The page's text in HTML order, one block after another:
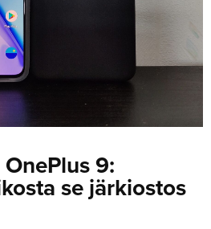
OnePlus 9:
se järkiostos